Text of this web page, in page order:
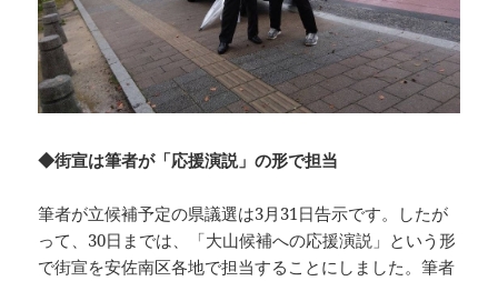
◆街宣は筆者が「応援演説」の形で担当
筆者が立候補予定の県議選は3月31日告示です。したが
って、30日までは、「大山候補への応援演説」という形
で街宣を安佐南区各地で担当することにしました。筆者